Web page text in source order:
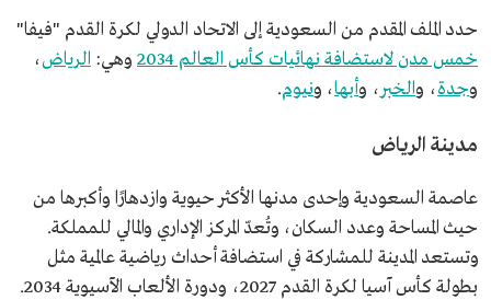
حدد الملف المقدم من السعودية إلى الاتحاد الدولي لكرة القدم "فيفا"
خمس مدن لاستضافة نهائيات كأس العالم 2034
وهي: الرياض،
وجدة، والخبر، وأبها، ونيوم.
مدينة الرياض
عاصمة السعودية وإحدى مدنها الأكثر حيوية وازدهارًا وأكبرها من
حيث المساحة وعدد السكان، وتُعدّ المركز الإداري والمالي للمملكة.
وتستعد المدينة للمشاركة في استضافة أحداث رياضية عالمية مثل
بطولة كأس آسيا لكرة القدم 2027، ودورة الألعاب الآسيوية 2034.